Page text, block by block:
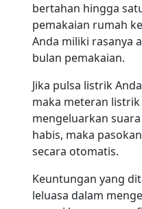
bertahan hingga
pemakaian rumah
Anda miliki rasanya
bulan pemakaian.
Jika pulsa listrik
maka meteran
mengeluarkan
habis, maka
secara otomatis.
Keuntungan yang
leluasa dalam